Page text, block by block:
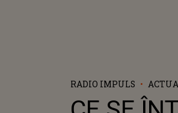
RADIO IMPULS